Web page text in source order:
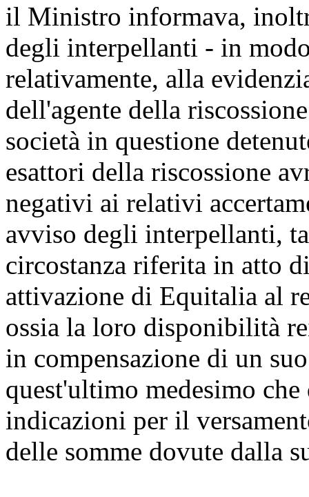
il Ministro informava,
degli interpellanti - in
relativamente, alla
dell'agente della
società in questione
esattori della riscossione
negativi ai relativi
avviso degli interpellanti,
circostanza riferita in atto
attivazione di Equitalia al
ossia la loro disponibilità
in compensazione di un
quest'ultimo medesimo
indicazioni per il
delle somme dovute dalla